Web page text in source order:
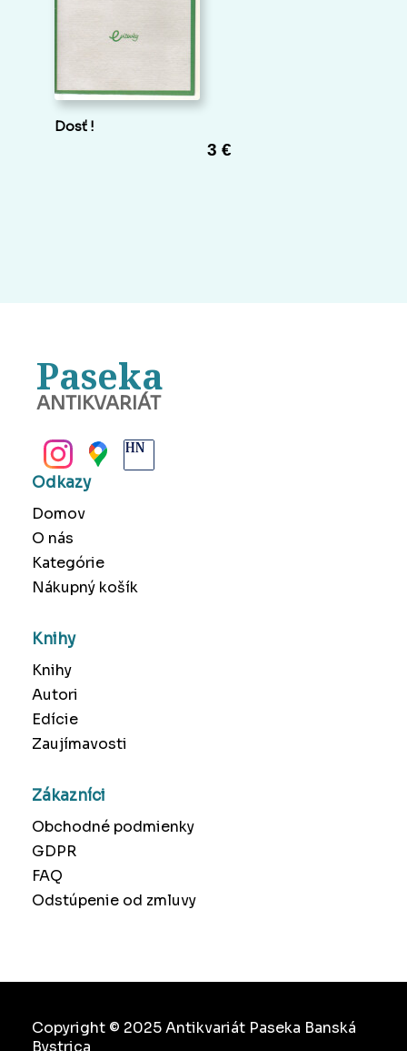
Dosť !
3 €
Paseka
ANTIKVARIÁT
Odkazy
Domov
O nás
Kategórie
Nákupný košík
Knihy
Knihy
Autori
Edície
Zaujímavosti
Zákazníci
Obchodné podmienky
GDPR
FAQ
Odstúpenie od zmluvy
Copyright © 2025 Antikvariát Paseka Banská
Bystrica